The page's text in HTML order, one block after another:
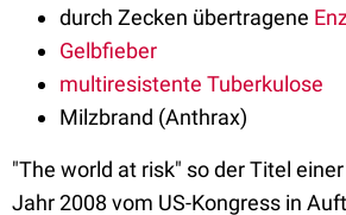
durch Zecken übertragene
Gelbfieber
multiresistente Tuberkulose
Milzbrand (Anthrax)
"The world at risk" so der Titel
Jahr 2008 vom US-Kongress in